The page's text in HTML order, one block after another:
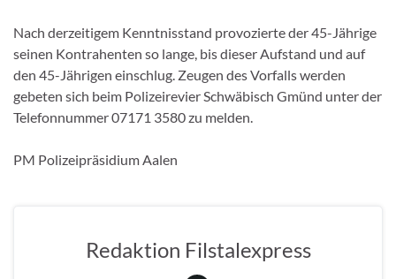
Nach derzeitigem Kenntnisstand provozierte der 45-Jährige
seinen Kontrahenten so lange, bis dieser Aufstand und auf
den 45-Jährigen einschlug. Zeugen des Vorfalls werden
gebeten sich beim Polizeirevier Schwäbisch Gmünd unter der
Telefonnummer 07171 3580 zu melden.
PM Polizeipräsidium Aalen
Redaktion Filstalexpress